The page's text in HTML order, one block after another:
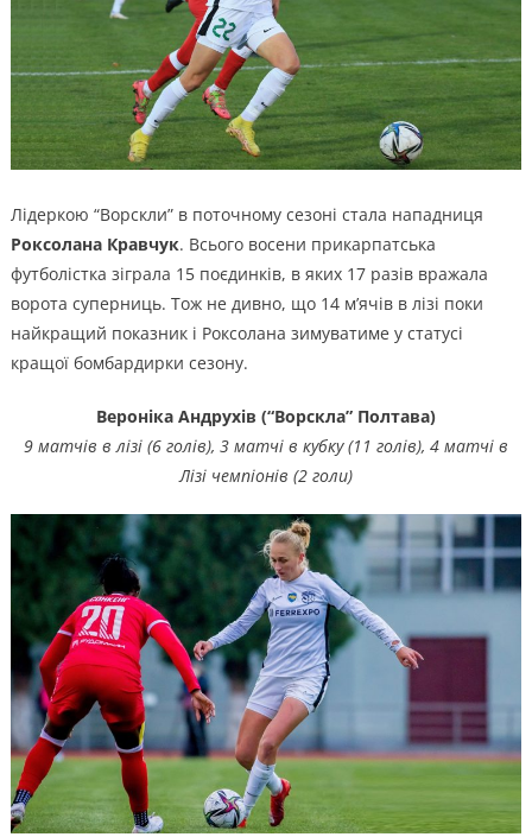
Лідеркою “Ворскли” в поточному сезоні стала нападниця
Роксолана Кравчук. Всього восени прикарпатська
футболістка зіграла 15 поєдинків, в яких 17 разів вражала
ворота суперниць. Тож не дивно, що 14 м’ячів в лізі поки
найкращий показник і Роксолана зимуватиме у статусі
кращої бомбардирки сезону.
Вероніка Андрухів (“Ворскла” Полтава)
9 матчів в лізі (6 голів), 3 матчі в кубку (11 голів), 4 матчі в
Лізі чемпіонів (2 голи)